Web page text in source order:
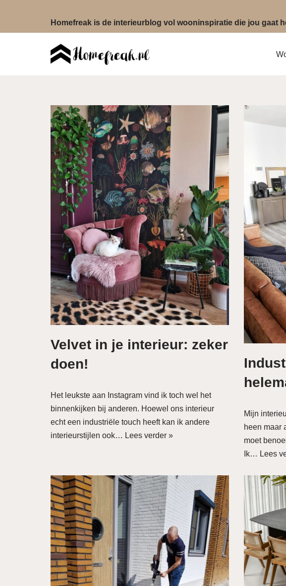
Homefreak is de interieurblog vol wooninspiratie die jou gaat
Velvet in je interieur: zeker
doen!
Het leukste aan Instagram vind ik toch wel het
binnenkijken bij anderen. Hoewel ons interieur
echt een industriële touch heeft kan ik andere
interieurstijlen ook… Lees verder »
Mijn
heen maar
moet
Ik… Lees